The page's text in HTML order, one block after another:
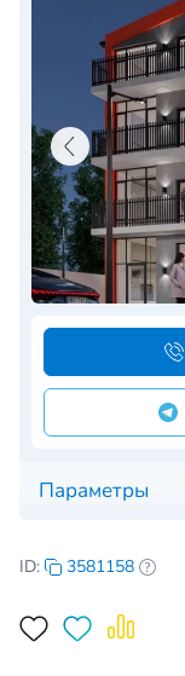
Параметры
ID: 3581158